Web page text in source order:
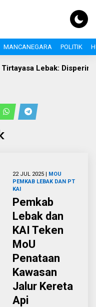
MANCANEGARA POLITIK
Lebak:
22 JUL 2025 | MOU
PEMKAB LEBAK DAN PT
KAI
Pemkab
Lebak dan
KAI Teken
MoU
Penataan
Kawasan
Jalur Kereta
Api